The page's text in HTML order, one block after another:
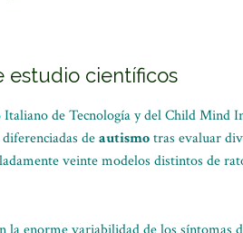
estudio científicos
de Tecnología y del Child Mind
deautismotras evaluar
veinte modelos distintos de